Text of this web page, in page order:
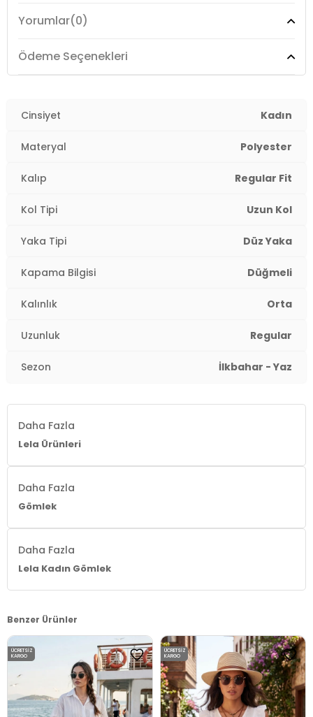
Uzunluk:Regular
Kalıp Bilgisi:Regular Fit
Menşei:Türkiye
Detaylar:Pileli
Yaş Grubu:Yetişkin
Menşei: Türkiye
Detaylar:Pileli
2DE611GO00003.198
Yorumlar(0)
Ödeme Seçenekleri
Cinsiyet Kadın
Materyal Polyester
Kalıp Regular Fit
Kol Tipi Uzun Kol
Yaka Tipi Düz Yaka
Kapama Bilgisi Düğmeli
Kalınlık Orta
Uzunluk Regular
Sezon İlkbahar - Yaz
Daha Fazla
Lela Ürünleri
Daha Fazla
Gömlek
Daha Fazla
Lela Kadın Gömlek
Benzer Ürünler
ÜCRETSIZ
KARGO
ÜCRETSIZ
KARGO